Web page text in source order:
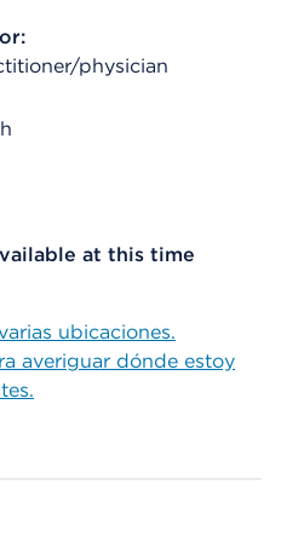
physician
at this time
ubicaciones.
averiguar dónde estoy